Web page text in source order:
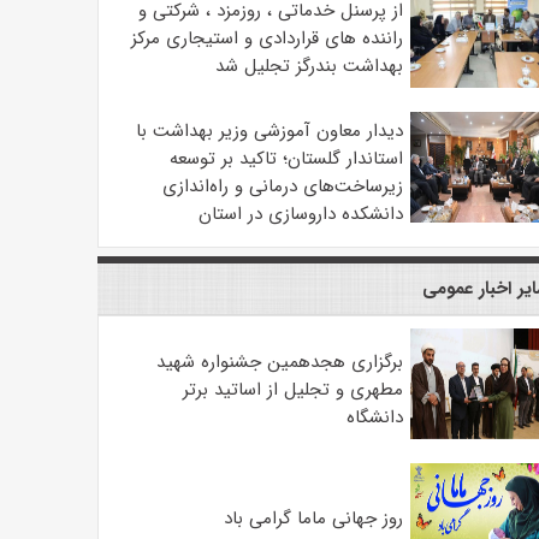
از پرسنل خدماتی ، روزمزد ، شرکتی و
راننده های قراردادی و استیجاری مرکز
بهداشت بندرگز تجلیل شد
دیدار معاون آموزشی وزیر بهداشت با
استاندار گلستان؛ تاکید بر توسعه
زیرساخت‌های درمانی و راه‌اندازی
دانشکده داروسازی در استان
اخبار عمومی
برگزاری هجدهمین جشنواره شهید
مطهری و تجلیل از اساتید برتر
دانشگاه
روز جهانی ماما گرامی باد